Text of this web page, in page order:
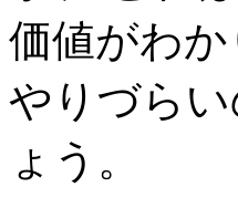
価値がわ
やりづら
ょう。